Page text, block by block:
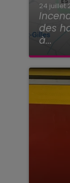
24 juillet
des
à...